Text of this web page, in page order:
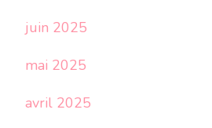
juin 2025
mai 2025
avril 2025